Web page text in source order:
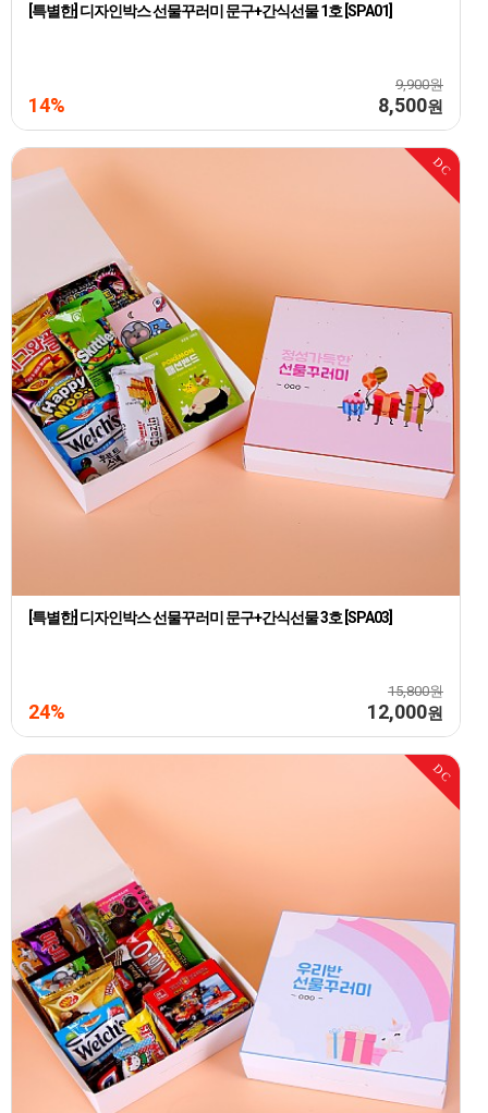
[특별한] 디자인박스 선물꾸러미 문구+간식선물 1호 [SPA01]
9,900원
14% 8,500원
DC
[특별한] 디자인박스 선물꾸러미 문구+간식선물 3호 [SPA03]
15,800원
24% 12,000원
DC